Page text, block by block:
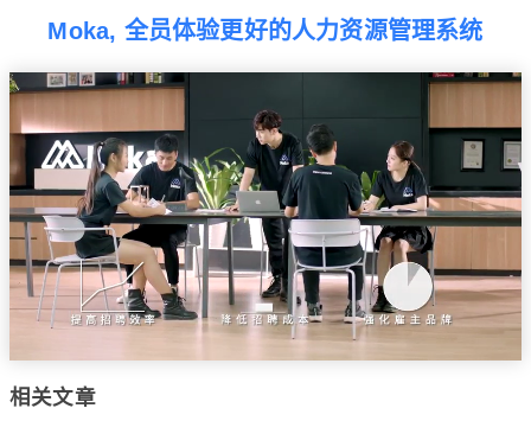
Moka, 全员体验更好的人力资源管理系统
相关文章